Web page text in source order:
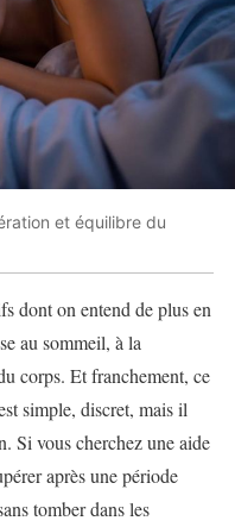
et équilibre du
dont on entend de plus en
au sommeil, à la
corps. Et franchement, ce
simple, discret, mais il
Si vous cherchez une aide
après une période
tomber dans les